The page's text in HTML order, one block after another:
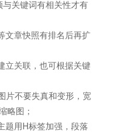
关键词有相关性才有
文章快照有排名后再扩
立关联，也可根据关键
片不要失真和变形，宽
略图；
题用H标签加强，段落